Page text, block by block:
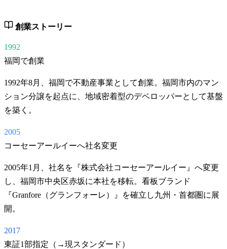
創業ストーリー
1992
福岡で創業
1992年8月、福岡で不動産事業として創業。福岡市内のマン
ション分譲を起点に、地域密着型のデベロッパーとして基盤
を築く。
2005
コーセーアールイーへ社名変更
2005年1月、社名を『株式会社コーセーアールイー』へ変更
し、福岡市中央区赤坂に本社を移転。看板ブランド
『Granfore（グランフォーレ）』を確立し九州・首都圏に展
開。
2017
東証1部指定（→現スタンダード）